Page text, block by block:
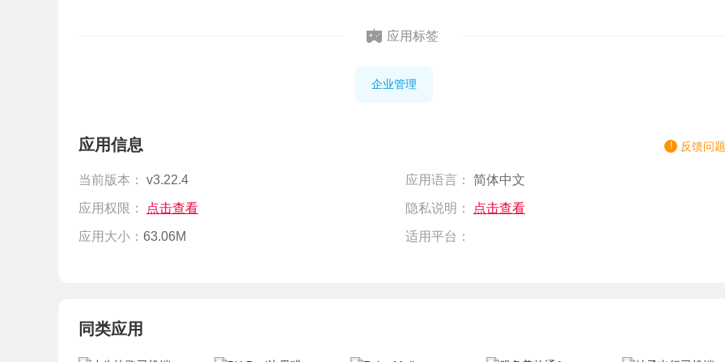
应用标签
企业管理
应用信息 反馈问题
当前版本： v3.22.4 应用语言： 简体中文
应用权限： 点击查看 隐私说明： 点击查看
应用大小： 63.06M 适用平台：
同类应用